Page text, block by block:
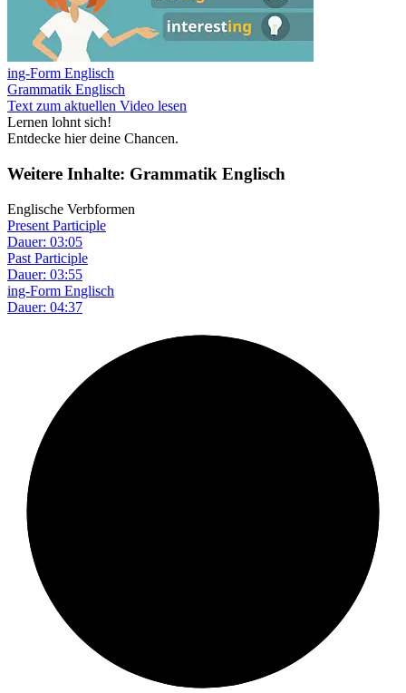
ing-Form Englisch
Grammatik Englisch
Text zum aktuellen Video lesen
Lernen lohnt sich!
Entdecke hier deine Chancen.
Weitere Inhalte: Grammatik Englisch
Englische Verbformen
Present Participle
Dauer: 03:05
Past Participle
Dauer: 03:55
ing-Form Englisch
Dauer: 04:37